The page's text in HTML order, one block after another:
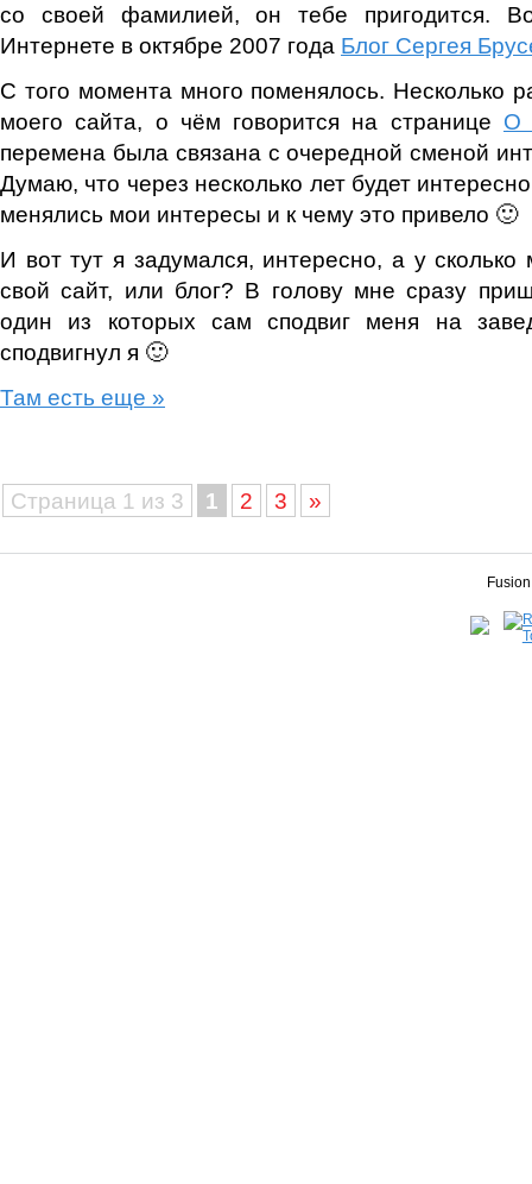
со своей фамилией, он тебе пригодится.
Интернете в октябре 2007 года Блог Сергея
С того момента много поменялось. Несколько
моего сайта, о чём говорится на странице О
перемена была связана с очередной сменой
Думаю, что через несколько лет будет
менялись мои интересы и к чему это привело 🙂
И вот тут я задумался, интересно, а у сколько
свой сайт, или блог? В голову мне сразу
один из которых сам сподвиг меня на
сподвигнул я 🙂
Там есть еще »
Страница 1 из 3 1 2 3 »